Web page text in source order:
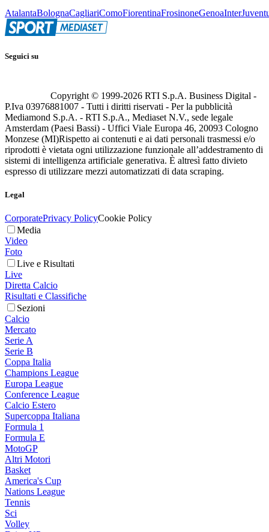
AtalantaBolognaCagliariComoFiorentinaFrosinoneGenoaInter
Seguici su
Copyright © 1999-2026 RTI S.p.A. Business Digital -
P.Iva 03976881007 - Tutti i diritti riservati - Per la pubblicità
Mediamond S.p.A. - RTI S.p.A., Mediaset N.V., sede legale
Amsterdam (Paesi Bassi) - Uffici Viale Europa 46, 20093 Cologno
Monzese (MI)Rispetto ai contenuti e ai dati personali trasmessi e/o
riprodotti è vietata ogni utilizzazione funzionale all’addestramento di
sistemi di intelligenza artificiale generativa. È altresì fatto divieto
espresso di utilizzare mezzi automatizzati di data scraping.
Legal
CorporatePrivacy PolicyCookie Policy
Media
Video
Foto
Live e Risultati
Live
Diretta Calcio
Risultati e Classifiche
Sezioni
Calcio
Mercato
Serie A
Serie B
Coppa Italia
Champions League
Europa League
Conference League
Calcio Estero
Supercoppa Italiana
Formula 1
Formula E
MotoGP
Altri Motori
Basket
America's Cup
Nations League
Tennis
Sci
Volley